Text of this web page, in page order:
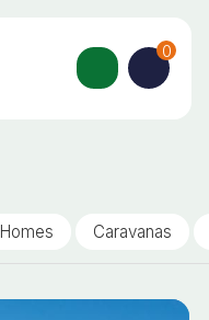
0
Caravanas